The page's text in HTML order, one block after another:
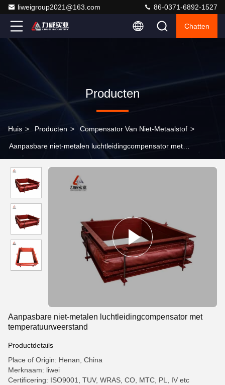
liweigroup2021@163.com 86-0371-6892-1527
Chatten
Producten
Huis > Producten > Compensator Van Niet-Metaalstof >
Aanpasbare niet-metalen luchtleidingcompensator met
Aanpasbare niet-metalen luchtleidingcompensator met
temperatuurweerstand
Productdetails
Place of Origin: Henan, China
Merknaam: liwei
Certificering: ISO9001, TUV, WRAS, CO, MTC, PL, IV etc